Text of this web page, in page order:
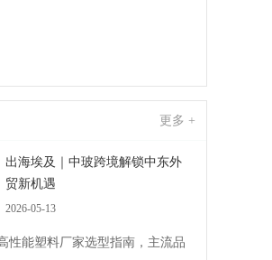
更多 +
出海埃及｜中玻跨境解锁中东外
贸新机遇
2026-05-13
性能塑料厂家选型指南，主流品